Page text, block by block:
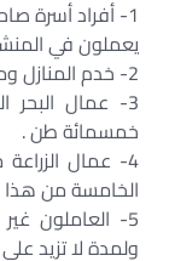
1- أفراد أسرة
يعملون في
2- خدم المنازل ومن في حكمهم .
3- عمال
خمسمائة طن .
4- عمال
الخامسة من هذا
5- العاملون
ولمدة لا تزيد